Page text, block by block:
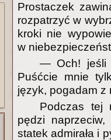
Prostaczek
rozpatrzyć w
kroki nie
w
— Och! jeśli
Puśćcie mnie
język, pogadam z
Podczas tej
pędzi
statek admirała i